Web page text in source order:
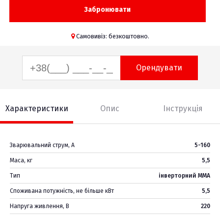
Забронювати
Самовивіз: безкоштовно.
Орендувати
Характеристики Опис Інструкція
Зварювальний струм, А 5-160
Маса, кг 5,5
Тип інверторний MMA
Споживана потужність, не більше кВт 5,5
Напруга живлення, В 220